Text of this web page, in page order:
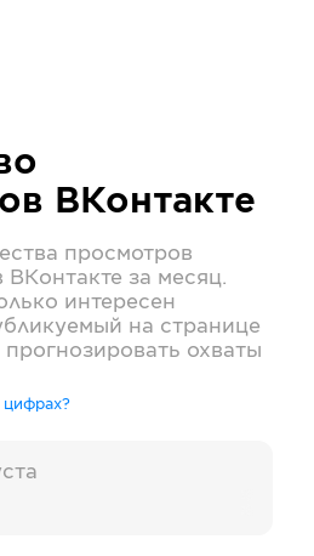
ВКонтакте
просмотров
ВКонтакте за месяц.
интересен
на странице
охваты
цифрах?